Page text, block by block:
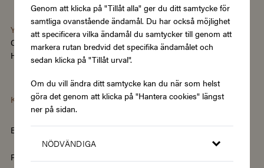
Genom att klicka på "Tillåt alla" ger du ditt samtycke för
samtliga ovanstående ändamål. Du har också möjlighet
att specificera vilka ändamål du samtycker till genom att
markera rutan bredvid det specifika ändamålet och
sedan klicka på "Tillåt urval".
Om du vill ändra ditt samtycke kan du när som helst
göra det genom att klicka på "Hantera cookies" längst
ner på sidan.
NÖDVÄNDIGA
You're using the Swedish version of Zupergift
Change language/region
Hantera cookies
Köpvillkor |
Kategorier
Barn & Baby Böcker & Magasin
Fordon & Transport